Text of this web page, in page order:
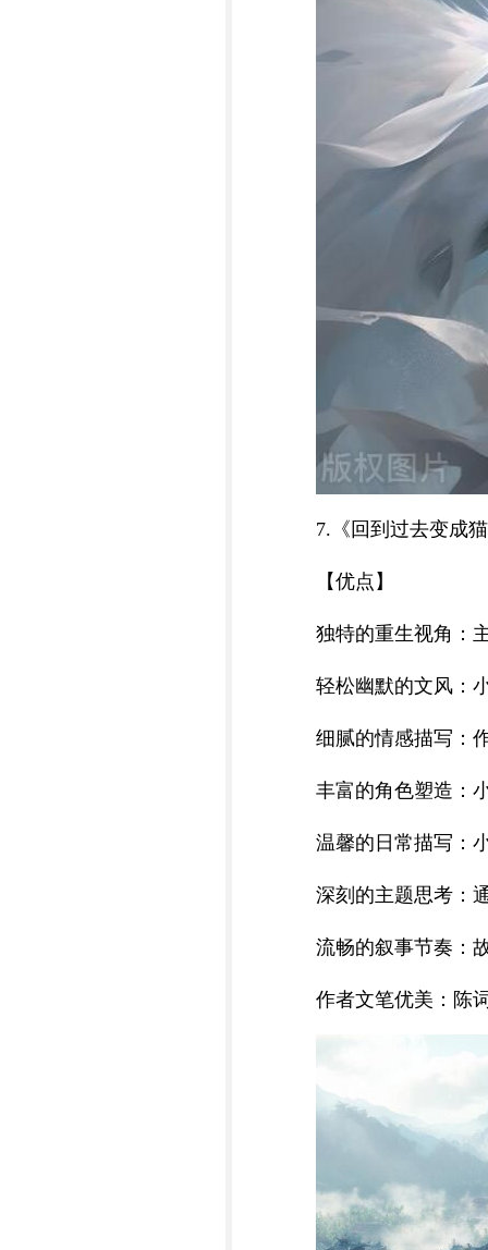
7.《回到过去变成
【优点】
独特的重生视角：
轻松幽默的文风：
细腻的情感描写：
丰富的角色塑造：
温馨的日常描写：
深刻的主题思考：
流畅的叙事节奏：
作者文笔优美：陈